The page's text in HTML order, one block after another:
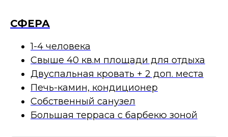
СФЕРА
1-4 человека
Свыше 40 кв.м площади для отдыха
Двуспальная кровать + 2 доп. места
Печь-камин, кондиционер
Собственный санузел
Большая терраса с барбекю зоной